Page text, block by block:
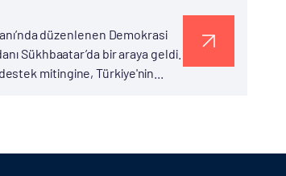
düzenlenen Demokrasi
Sükhbaatar’da bir araya geldi.
mitingine, Türkiye'nin...